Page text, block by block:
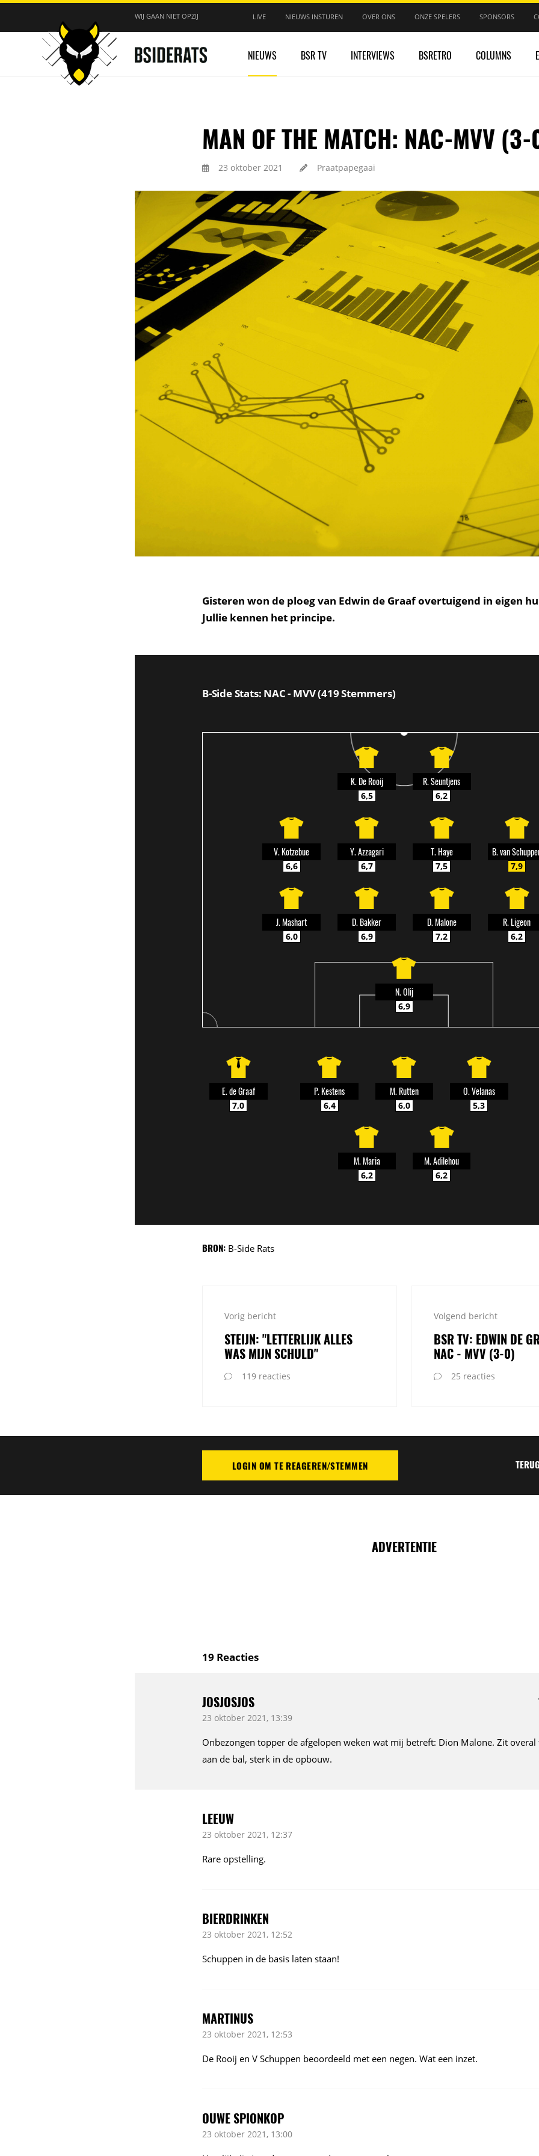
WIJ GAAN NIET OPZIJ LIVE NIEUWS INSTUREN OVER ONS ONZE SPELERS SPONSORS
NIEUWS BSR TV INTERVIEWS BSRETRO COLUMNS
MAN OF THE MATCH: NAC-MVV
23 oktober 2021 Praatpapegaai
Gisteren won de ploeg van Edwin de Graaf overtuigend in eigen
Jullie kennen het principe.
B-Side Stats: NAC - MVV (419 Stemmers)
K. De Rooij
6,5
R. Seuntjens
6,2
V. Kotzebue
6,6
Y. Azzagari
6,7
T. Haye
7,5
B. van
7,9
J. Mashart
6,0
D. Bakker
6,9
D. Malone
7,2
R. Ligeon
6,2
N. Olij
6,9
E. de Graaf
7,0
P. Kestens
6,4
M. Rutten
6,0
O. Velanas
5,3
M. Maria
6,2
M. Adilehou
6,2
BRON: B-Side Rats
Vorig bericht
STEIJN: "LETTERLIJK ALLES
WAS MIJN SCHULD"
119 reacties
Volgend bericht
BSR TV: EDWIN DE
NAC - MVV (3-0)
25 reacties
PLAATS REACTIE
LOGIN OM TE REAGEREN/STEMMEN
ADVERTENTIE
19 Reacties
JOSJOSJOS
23 oktober 2021, 13:39
Onbezongen topper de afgelopen weken wat mij betreft: Dion Malone. Zit overal
aan de bal, sterk in de opbouw.
LEEUW
23 oktober 2021, 12:37
Rare opstelling.
BIERDRINKEN
23 oktober 2021, 12:52
Schuppen in de basis laten staan!
MARTINUS
23 oktober 2021, 12:53
De Rooij en V Schuppen beoordeeld met een negen. Wat een inzet.
OUWE SPIONKOP
23 oktober 2021, 13:00